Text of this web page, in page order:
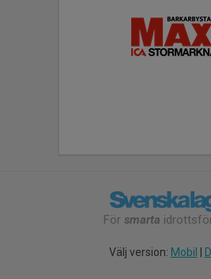
För smarta
Välj version: Mobil